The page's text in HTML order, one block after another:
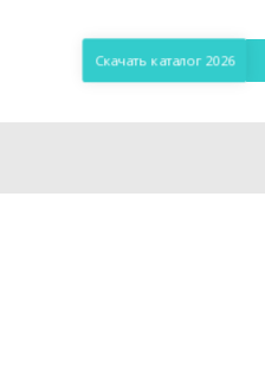
Скачать каталог 2026